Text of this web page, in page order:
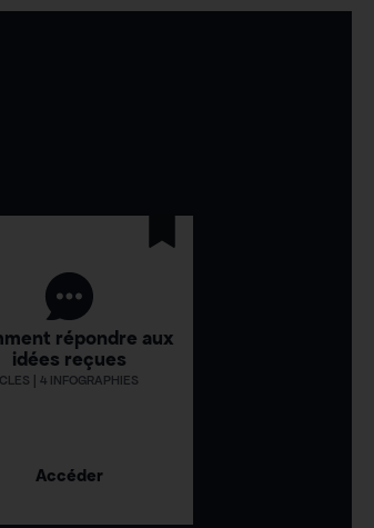
répondre aux
idées reçues
| 4 INFOGRAPHIES
Accéder